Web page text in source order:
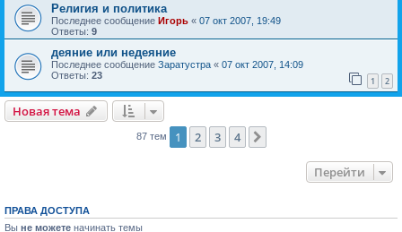
Религия и политика
Последнее сообщение Игорь « 07 окт 2007, 19:49
Ответы: 9
деяние или недеяние
Последнее сообщение Заратустра « 07 окт 2007, 14:09
Ответы: 23 1 2
Новая тема
87 тем 1 2 3 4
Перейти
ПРАВА ДОСТУПА
Вы не можете начинать темы